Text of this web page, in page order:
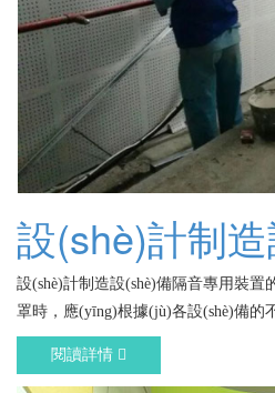
設(shè)計制
設(shè)計制造設(shè)備隔音專用裝置
罩時，應(yīng)根據(jù)各設(shè)備的
閱讀詳情